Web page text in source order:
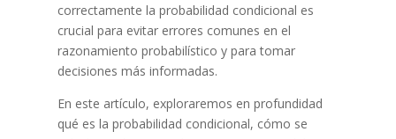
correctamente la probabilidad condicional es
crucial para evitar errores comunes en el
razonamiento probabilístico y para tomar
decisiones más informadas.
En este artículo, exploraremos en profundidad
qué es la probabilidad condicional, cómo se